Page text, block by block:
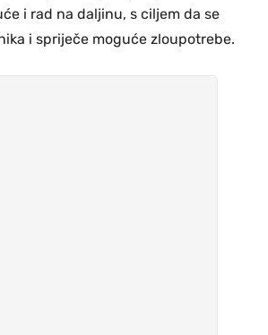
i rad na daljinu, s ciljem da se
i spriječe moguće zloupotrebe.